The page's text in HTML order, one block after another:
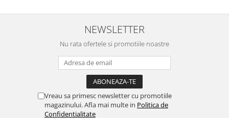
NEWSLETTER
Nu rata ofertele si promotiile noastre
Vreau sa primesc newsletter cu promotiile
magazinului. Afla mai multe in Politica de
Confidentialitate